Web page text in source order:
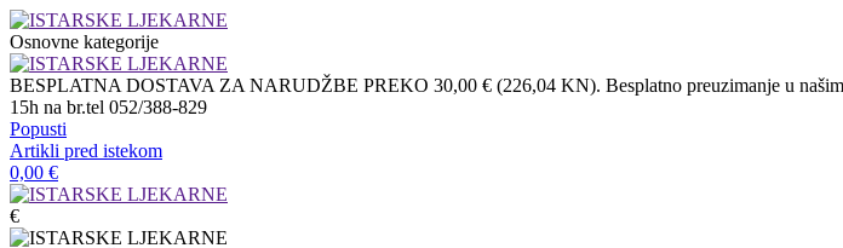
Osnovne kategorije
BESPLATNA DOSTAVA ZA NARUDŽBE PREKO 30,00 € (226,04 KN). Besplatno preuzimanje u
15h na br.tel 052/388-829
Popusti
Artikli pred istekom
0,00 €
€